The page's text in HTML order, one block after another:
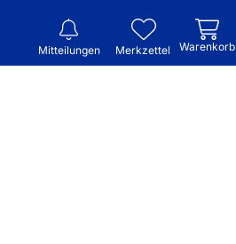
Mitteilungen Merkzettel Warenkorb